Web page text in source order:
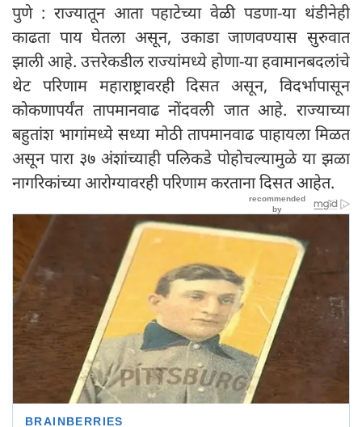
पुणे : राज्यातून आता पहाटेच्या वेळी पडणा-या थंडीनेही
काढता पाय घेतला असून, उकाडा जाणवण्यास सुरुवात
झाली आहे. उत्तरेकडील राज्यांमध्ये होणा-या हवामानबदलांचे
थेट परिणाम महाराष्ट्रावरही दिसत असून, विदर्भापासून
कोकणापर्यंत तापमानवाढ नोंदवली जात आहे. राज्याच्या
बहुतांश भागांमध्ये सध्या मोठी तापमानवाढ पाहायला मिळत
असून पारा ३७ अंशांच्याही पलिकडे पोहोचल्यामुळे या झळा
नागरिकांच्या आरोग्यावरही परिणाम करताना दिसत आहेत.